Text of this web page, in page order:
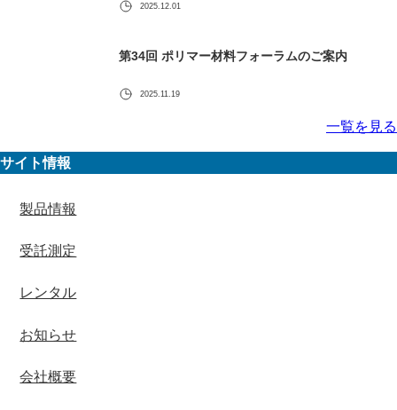
2025.12.01
第34回 ポリマー材料フォーラムのご案内
2025.11.19
一覧を見る
サイト情報
製品情報
受託測定
レンタル
お知らせ
会社概要